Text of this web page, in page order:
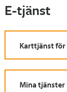
E-tjänst
Karttjänst
Mina tjänster